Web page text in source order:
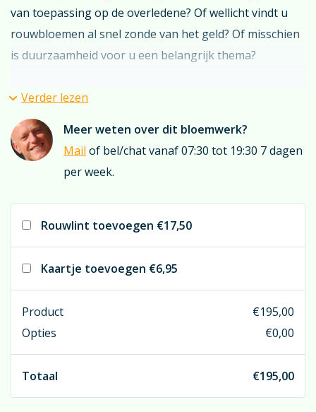
van toepassing op de overledene? Of wellicht vindt u
rouwbloemen al snel zonde van het geld? Of misschien
is duurzaamheid voor u een belangrijk thema?
Wat uw overwegingen ook zijn, zeker is dat u
‘driedubbel-maximaal’ waarde voor uw geld gaat
krijgen.
In de produktvideo ziet u klip-en-klaar hoe het werkt;
Het kleinere arrangement (uit echte bloemen) is
geplaatst in een méér-dan-volwaardig kistarrangement
uit zijden-bloemen. Het “natuurlijke” kleinere
arrangement blijft na de dienst bij uw dierbare; het
zijden-gedeelte gaat retour naar de Uitvaartbloemist
voor hergebruik: Zo handelt u duurzaam voor milieu &
voor uw portemonnee….
Wij leveren het arrangement & halen het zijden-
gedeelte op na de uitvaart.
Verder lezen
Meer weten over dit bloemwerk?
Mail of bel/chat vanaf 07:30 tot 19:30 7 dagen
per week.
Rouwlint toevoegen €17,50
Kaartje toevoegen €6,95
Product €195,00
Opties
€0,00
Totaal €195,00